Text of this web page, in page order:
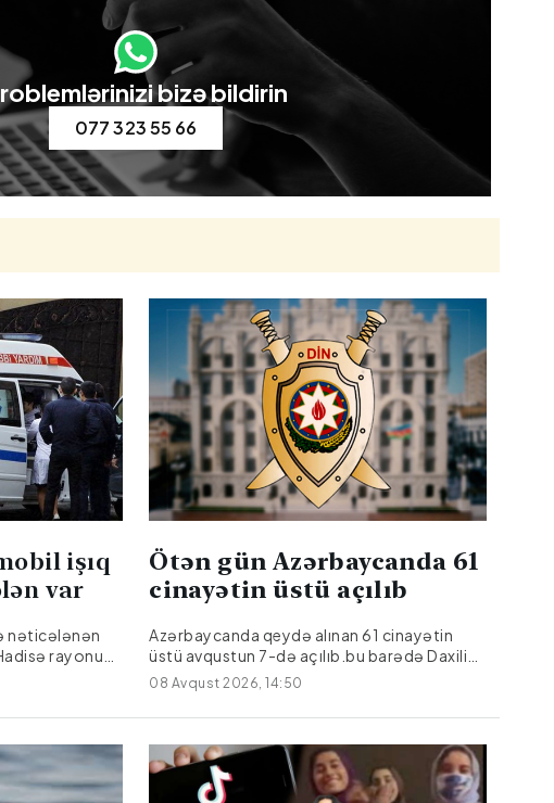
bizə bildirin
077 323 55 66
işıq
var
nəticələnən
rayonun
bağlı
Ötən gün Azərbaycanda 61
cinayətin üstü açılıb
Azərbaycanda qeydə alınan 61 cinayətin
üstü avqustun 7-də açılıb.bu barədə Daxili
İşlər Nazirliyi (DİN) məlumat yayıb.Bildirilib ki,
onlardan 17-si əvvəlki dövrlərdən bağlı qalan
cinayətlərdir.
08 Avqust 2026, 14:50